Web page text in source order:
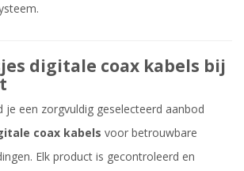
digitale coax kabels bij
je een zorgvuldig geselecteerd aanbod
coax kabels voor betrouwbare
Elk product is gecontroleerd en